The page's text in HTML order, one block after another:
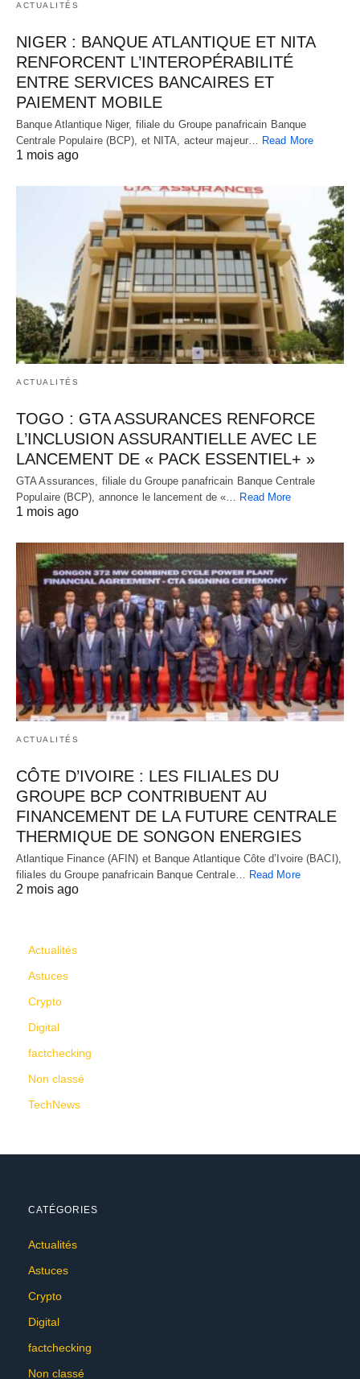
ACTUALITÉS
NIGER : BANQUE ATLANTIQUE ET NITA
RENFORCENT L’INTEROPÉRABILITÉ
ENTRE SERVICES BANCAIRES ET
PAIEMENT MOBILE
Banque Atlantique Niger, filiale du Groupe panafricain Banque
Centrale Populaire (BCP), et NITA, acteur majeur…
Read More
1 mois ago
ACTUALITÉS
TOGO : GTA ASSURANCES RENFORCE
L’INCLUSION ASSURANTIELLE AVEC LE
LANCEMENT DE « PACK ESSENTIEL+ »
GTA Assurances, filiale du Groupe panafricain Banque Centrale
Populaire (BCP), annonce le lancement de «… Read More
1 mois ago
ACTUALITÉS
CÔTE D’IVOIRE : LES FILIALES DU
GROUPE BCP CONTRIBUENT AU
FINANCEMENT DE LA FUTURE CENTRALE
THERMIQUE DE SONGON ENERGIES
Atlantique Finance (AFIN) et Banque Atlantique Côte d’Ivoire (BACI),
filiales du Groupe panafricain Banque Centrale… Read More
2 mois ago
Actualités
Astuces
Crypto
Digital
factchecking
Non classé
TechNews
CATÉGORIES
Actualités
Astuces
Crypto
Digital
factchecking
Non classé